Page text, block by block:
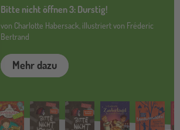
Bitte nicht öffnen 3: Durstig!
von Charlotte Habersack, illustriert von Fréderic
Bertrand
Mehr dazu
inaktiv)